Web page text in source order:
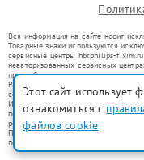
Вся информация на сайте носит
Товарные знаки используются
сервисные центры hbr.philips-fixim.ru
неавторизованных сервисных
правообладателями товарных
Ремонт осуществляется для
со статьей 1487 ГК РФ.
Использование товарных знаков не
потребителей в заблуждение, а
ремонту техники указанных брендов.
Представленная на сайте
положениями Статьи 437(2)
Этот сайт
ознакомиться с
файлов cookie